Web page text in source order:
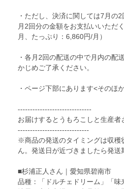
・ただし、決済に関しては7月の
月2回分の金額をお支払いいただ
月、たっぷり：6,860円/月）
・各月2回の配送の中で月内の配
かじめご了承ください。
・ページ下部にあります<そのほ
------------------------------
お届けするとうもろこしと生産者
-----------------------------
※商品の発送のタイミングは収穫
ん。発送日が近づきましたら発送
■杉浦正人さん｜愛知県碧南市
品種：「ドルチェドリーム」「味